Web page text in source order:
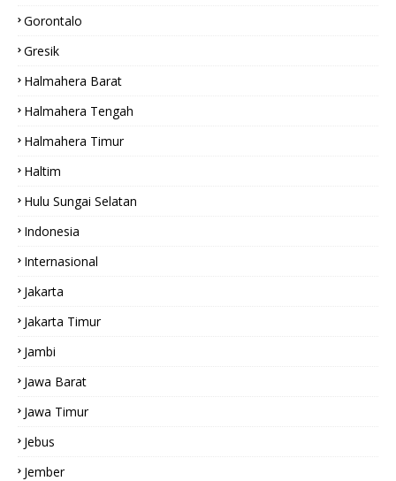
Gorontalo
Gresik
Halmahera Barat
Halmahera Tengah
Halmahera Timur
Haltim
Hulu Sungai Selatan
Indonesia
Internasional
Jakarta
Jakarta Timur
Jambi
Jawa Barat
Jawa Timur
Jebus
Jember